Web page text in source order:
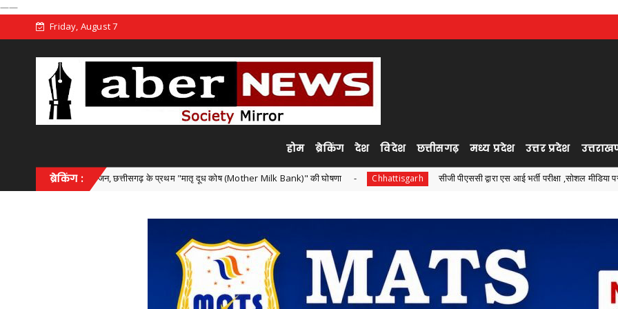
——
Friday, August 7
होम ब्रेकिंग देश विदेश छत्तीसगढ़ मध्य प्रदेश उत्तर प्रदेश
ब्रेकिंग :
आयोजन, छत्तीसगढ़ के प्रथम "मातृ दूध कोष (Mother Milk Bank)" की घोषणा Chhattisgarh सीजी पीएससी द्वारा एस आई भर्ती परीक्षा ,सोशल मीडिया पर अभ्यर्थियों के नामों